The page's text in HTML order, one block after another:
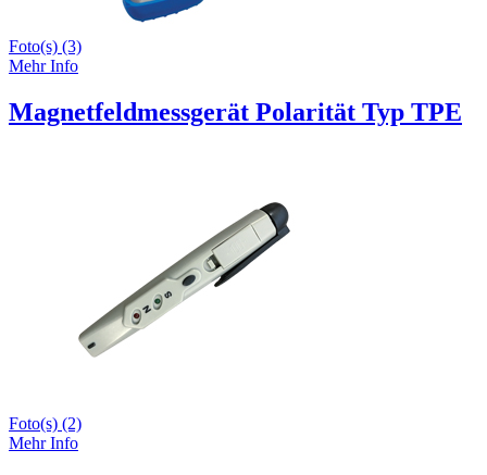
Foto(s) (3)
Mehr Info
Magnetfeldmessgerät Polarität Typ TPE
Foto(s) (2)
Mehr Info